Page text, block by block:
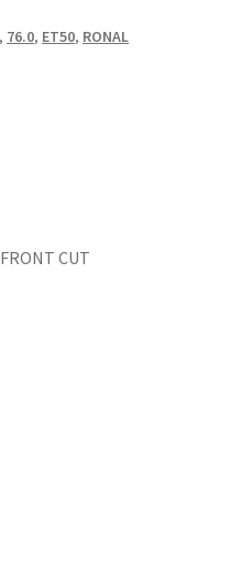
, 76.0, ET50, RONAL
CUT